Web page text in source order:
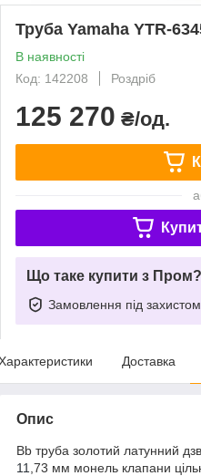
Труба Yamaha YTR-
В наявності
Код: 142208
Роздріб
125 270 ₴/од.
Що таке купити з Пром?
Замовлення під захистом
Доставка
Опис
Bb труба золотий латунний
11 ,73 мм монель клапани